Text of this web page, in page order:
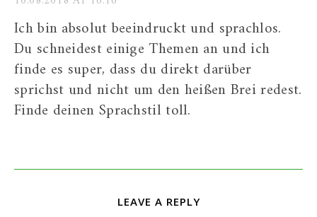
Ich bin absolut beeindruckt und sprachlos.
Du schneidest einige Themen an und ich
finde es super, dass du direkt darüber
sprichst und nicht um den heißen Brei redest.
Finde deinen Sprachstil toll.
LEAVE A REPLY